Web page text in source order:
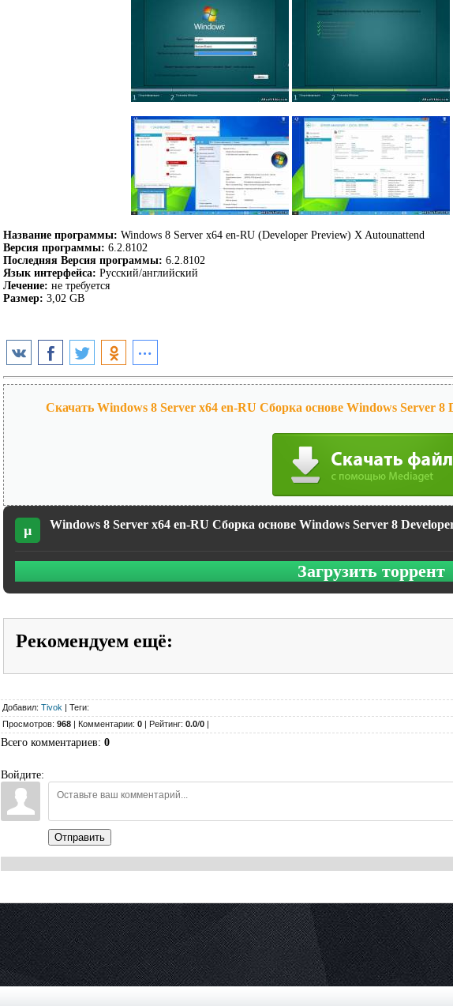
Название программы: Windows 8 Server x64 en-RU (Developer Preview) X Autounattend
Версия программы: 6.2.8102
Последняя Версия программы: 6.2.8102
Язык интерфейса: Русский/английский
Лечение: не требуется
Размер: 3,02 GB
Скачать Windows 8 Server x64 en-RU Сборка основе Windows Server 8
µ Windows 8 Server x64 en-RU Сборка основе Windows Server 8
Загрузить торрент
Рекомендуем ещё:
Добавил: Tivok | Теги:
Просмотров: 968 | Комментарии: 0 | Рейтинг: 0.0/0 |
Всего комментариев: 0
Войдите:
Отправить